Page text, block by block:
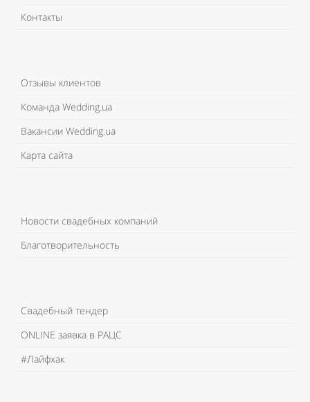
Контакты
Отзывы клиентов
Команда Wedding.ua
Вакансии Wedding.ua
Карта сайта
Новости свадебных компаний
Благотворительность
Свадебный тендер
ONLINE заявка в РАЦС
#Лайфхак